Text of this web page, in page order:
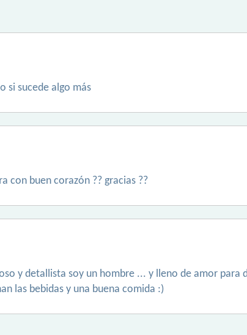
si sucede algo más
con buen corazón ?? gracias ??
y detallista soy un hombre ... y lleno de amor
las bebidas y una buena comida :)